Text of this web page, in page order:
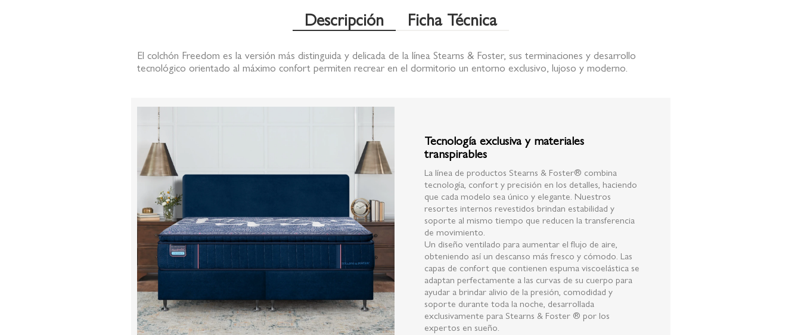
Descripción
El colchón Freedom es la versión más distinguida y delicada de la línea Stearns & Foster, sus terminaciones y desarrollo
tecnológico orientado al máximo confort permiten recrear en el dormitorio un entorno exclusivo, lujoso y moderno.
Tecnología exclusiva y materiales
transpirables
La línea de productos Stearns & Foster® combina
tecnología, confort y precisión en los detalles, haciendo
que cada modelo sea único y elegante. Nuestros
resortes internos revestidos brindan estabilidad y
soporte al mismo tiempo que reducen la transferencia
de movimiento.
Un diseño ventilado para aumentar el flujo de aire,
obteniendo así un descanso más fresco y cómodo. Las
capas de confort que contienen espuma viscoelástica se
adaptan perfectamente a las curvas de su cuerpo para
ayudar a brindar alivio de la presión, comodidad y
soporte durante toda la noche, desarrollada
exclusivamente para Stearns & Foster ® por los
expertos en sueño.
Ficha Técnica